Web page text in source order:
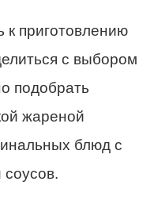
к приготовлению
с выбором
подобрать
жареной
блюд с